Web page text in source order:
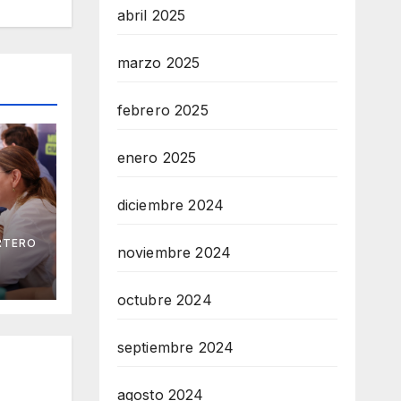
abril 2025
marzo 2025
febrero 2025
enero 2025
diciembre 2024
noviembre 2024
octubre 2024
septiembre 2024
agosto 2024